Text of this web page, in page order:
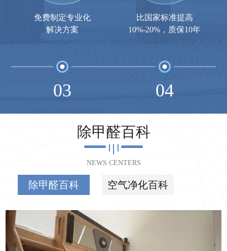
免费制定专业化
解决方案
03
比国家标准提高
10%-20%，质保10年
04
除甲醛百科
NEWS CENTERS
除甲醛百科 空气净化百科